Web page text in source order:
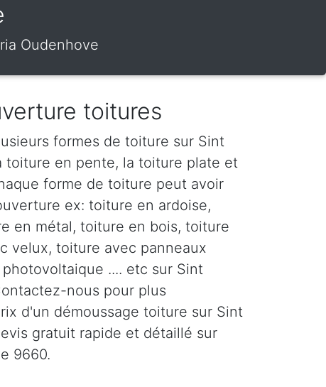
Oudenhove
toitures
formes de toiture sur Sint
toiture en pente, la toiture plate et
forme de toiture peut avoir
ex: toiture en ardoise,
en métal, toiture en bois, toiture
velux, toiture avec panneaux
.... etc sur Sint
nous pour plus
d'un démoussage toiture sur Sint
gratuit rapide et détaillé sur
9660.